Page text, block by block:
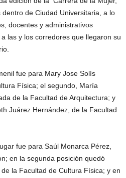
de Ciudad Universitaria, a lo
docentes y administrativos
las y los corredores que llegaron su
fue para Mary Jose Solís
Física; el segundo, María
de la Facultad de Arquitectura; y
Juárez Hernández, de la Facultad
fue para Saúl Monarca Pérez,
en la segunda posición quedó
la Facultad de Cultura Física; y en